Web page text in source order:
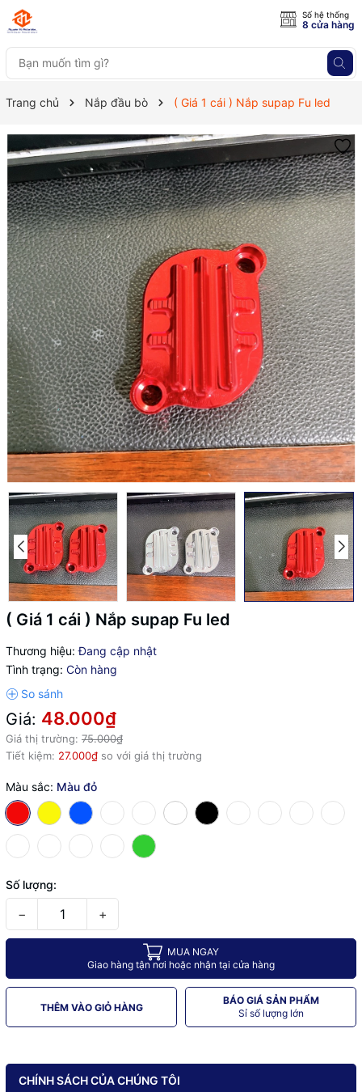
Số hệ thống
8 cửa hàng
Trang chủ Nắp đầu bò ( Giá 1 cái ) Nắp supap Fu led
( Giá 1 cái ) Nắp supap Fu led
Thương hiệu: Đang cập nhật
Tình trạng: Còn hàng
Giá: 48.000₫
Giá thị trường: 75.000₫
Tiết kiệm: 27.000₫ so với giá thị trường
Màu sắc: Màu đỏ
Số lượng:
− +
MUA NGAY
Giao hàng tận nơi hoặc nhận tại cửa hàng
THÊM VÀO GIỎ HÀNG
BÁO GIÁ SẢN PHẨM
Sỉ số lượng lớn
CHÍNH SÁCH CỦA CHÚNG TÔI